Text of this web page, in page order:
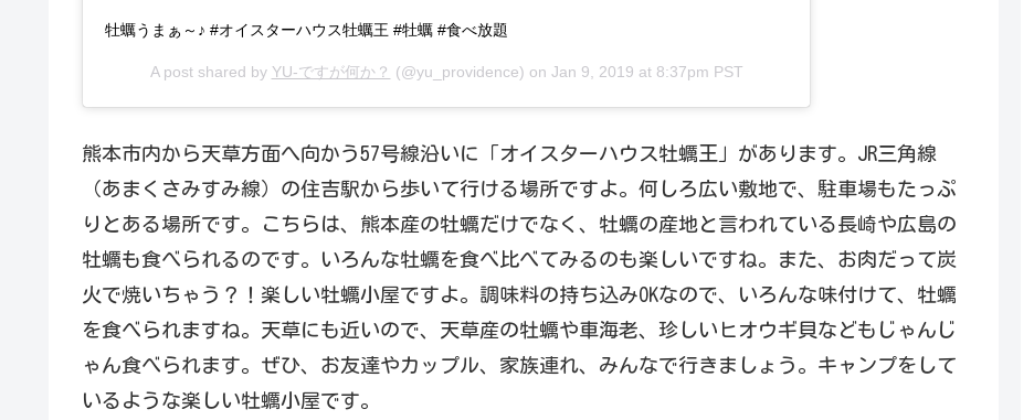
牡蠣うまぁ～♪ #オイスターハウス牡蠣王 #牡蠣 #食べ放題
A post shared by YU-ですが何か？ (@yu_providence) on Jan 9, 2019 at 8:37pm PST
熊本市内から天草方面へ向かう57号線沿いに「オイスターハウス牡蠣王」があります。JR三角線
（あまくさみすみ線）の住吉駅から歩いて行ける場所ですよ。何しろ広い敷地で、駐車場もたっぷ
りとある場所です。こちらは、熊本産の牡蠣だけでなく、牡蠣の産地と言われている長崎や広島の
牡蠣も食べられるのです。いろんな牡蠣を食べ比べてみるのも楽しいですね。また、お肉だって炭
火で焼いちゃう？！楽しい牡蠣小屋ですよ。調味料の持ち込みOKなので、いろんな味付けて、牡蠣
を食べられますね。天草にも近いので、天草産の牡蠣や車海老、珍しいヒオウギ貝などもじゃんじ
ゃん食べられます。ぜひ、お友達やカップル、家族連れ、みんなで行きましょう。キャンプをして
いるような楽しい牡蠣小屋です。